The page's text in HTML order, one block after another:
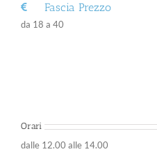
Fascia Prezzo
da 18 a 40
Orari
dalle 12.00 alle 14.00